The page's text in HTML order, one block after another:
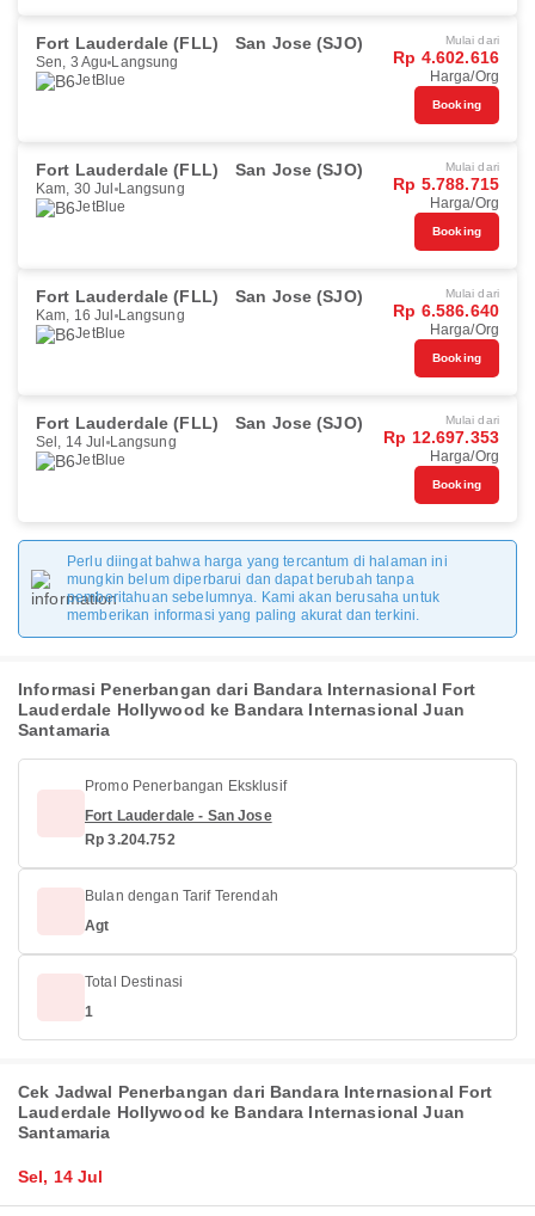
Fort Lauderdale (FLL) San Jose (SJO)
Sen, 3 Agu Langsung
JetBlue
Mulai dari
Rp 4.602.616
Harga/Org
Booking
Fort Lauderdale (FLL) San Jose (SJO)
Kam, 30 Jul Langsung
JetBlue
Mulai dari
Rp 5.788.715
Harga/Org
Booking
Fort Lauderdale (FLL) San Jose (SJO)
Kam, 16 Jul Langsung
JetBlue
Mulai dari
Rp 6.586.640
Harga/Org
Booking
Fort Lauderdale (FLL) San Jose (SJO)
Sel, 14 Jul Langsung
JetBlue
Mulai dari
Rp 12.697.353
Harga/Org
Booking
Perlu diingat bahwa harga yang tercantum di halaman ini
mungkin belum diperbarui dan dapat berubah tanpa
pemberitahuan sebelumnya. Kami akan berusaha untuk
memberikan informasi yang paling akurat dan terkini.
Informasi Penerbangan dari Bandara Internasional Fort
Lauderdale Hollywood ke Bandara Internasional Juan
Santamaria
Promo Penerbangan Eksklusif
Fort Lauderdale - San Jose
Rp 3.204.752
Bulan dengan Tarif Terendah
Agt
Total Destinasi
1
Cek Jadwal Penerbangan dari Bandara Internasional Fort
Lauderdale Hollywood ke Bandara Internasional Juan
Santamaria
Sel, 14 Jul